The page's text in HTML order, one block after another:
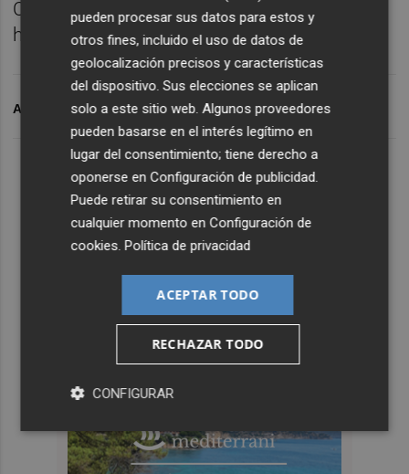
C.B. Segorbe; y llega la Final de las 00.00
horas de Fútbol Sala Ciudad de Segorbe.
ARCHIVADO EN PATRONAL SEGORBE
pueden procesar sus datos para estos y
otros fines, incluido el uso de datos de
geolocalización precisos y características
del dispositivo. Sus elecciones se aplican
solo a este sitio web. Algunos proveedores
pueden basarse en el interés legítimo en
lugar del consentimiento; tiene derecho a
oponerse enConfiguración de publicidad.
Puede retirar su consentimiento en
cualquier momento enConfiguración de
cookies.Política de privacidad
ACEPTAR TODO
RECHAZAR TODO
CONFIGURAR